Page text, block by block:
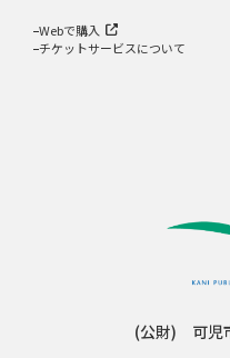
Webで購入
チケットサービスについて
(公財) 可児